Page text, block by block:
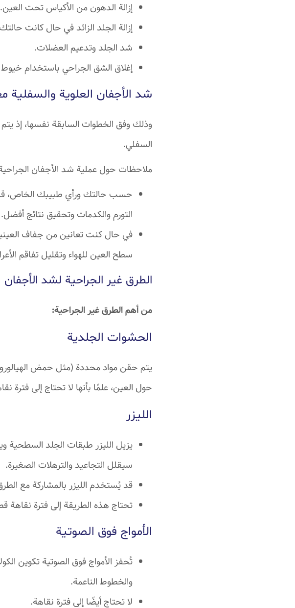
إزالة الدهون من الأكياس تحت العين.
إزالة الجلد الزائد في حال كانت
شد الجلد وتدعيم العضلات.
إغلاق الشق الجراحي باستخدام
شد الأجفان العلوية والسفلية
وذلك وفق الخطوات السابقة نفسها، إذ يتم
السفلي.
ملاحظات حول عملية شد الأجفان
حسب حالتك ورأي طبيبك الخاص، قد
التورم والكدمات وتحقيق نتائج أفضل.
في حال كنت تعانين من جفاف
سطح العين للهواء وتقليل تفاقم
الطرق غير الجراحية لشد الأجفان
من أهم الطرق غير الجراحية:
الحشوات الجلدية
يتم حقن مواد محددة (مثل حمض
حول العين، علمًا بأنها لا تحتاج إلى فترة
الليزر
يزيل الليزر طبقات الجلد السطحية
سيقلل التجاعيد والترهلات الصغيرة.
قد يُستخدم الليزر بالمشاركة مع
تحتاج هذه الطريقة إلى فترة نقاهة
الأمواج فوق الصوتية
تُحفز الأمواج فوق الصوتية تكوين
والخطوط الناعمة.
لا تحتاج أيضًا إلى فترة نقاهة.